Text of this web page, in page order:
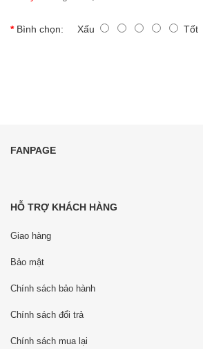
Bình chọn: Xấu Tốt
FANPAGE
HỖ TRỢ KHÁCH HÀNG
Giao hàng
Bảo mật
Chính sách bảo hành
Chính sách đổi trả
Chính sách mua lại